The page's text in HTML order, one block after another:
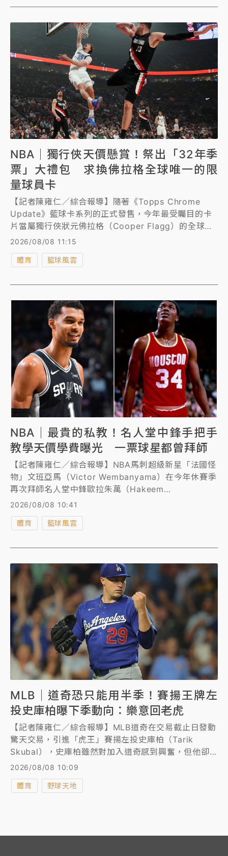
NBA｜獨行俠天價懸賞！祭出「32年季
票」大禮包 求換佛拉格全球唯一的限
量球員卡
【記者陳雍仁／綜合報導】隨著《Topps Chrome
Update》籃球卡系列的正式發售，今年最受矚目的卡
片當屬獨行俠狀元佛拉格（Cooper Flagg）的全球限
量一張的「新人首秀球衣標誌卡（Rookie Debut
Patch）」，目前已引爆球卡收藏界的瘋狂爭奪戰，
《運動畫刊》報導，獨行俠也推出天價大禮包進行懸
2026/08/08 11:15
體育 籃球風雲
NBA｜最貴的私教！名人堂中鋒手把手
教學天價學費曝光 一票球星都曾拜師
【記者陳雍仁／綜合報導】NBA馬刺超級新星「法國怪
物」文班亞馬（Victor Wembanyama）在今年休賽季
再次拜師名人堂中鋒歐拉朱萬（Hakeem
Olajuwon），精進自己的禁區進攻技能包，展現進步
達每周10萬美元（約台幣323萬元），堪稱是NBA最昂
2026/08/08 10:41
體育 籃球風雲
MLB｜道奇恐只能用半季！賽揚王牌左
投史庫柏曝下季動向：樂意回老虎
【記者陳雍仁／綜合報導】MLB道奇在交易截止日發動
驚天交易，引進「虎王」賽揚左投史庫柏（Tarik
Skubal），史庫柏雖然對加入道奇感到興奮，但他卻
在近日受訪時談到自己的未來動向，透露不排除重返老
虎。
2026/08/08 10:09
體育 野球天地